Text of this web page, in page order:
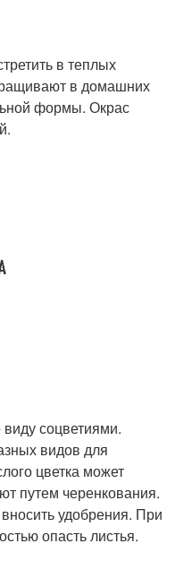
в теплых
в домашних
формы. Окрас
соцветиями.
видов для
цветка может
путем черенкования.
удобрения. При
опасть листья.